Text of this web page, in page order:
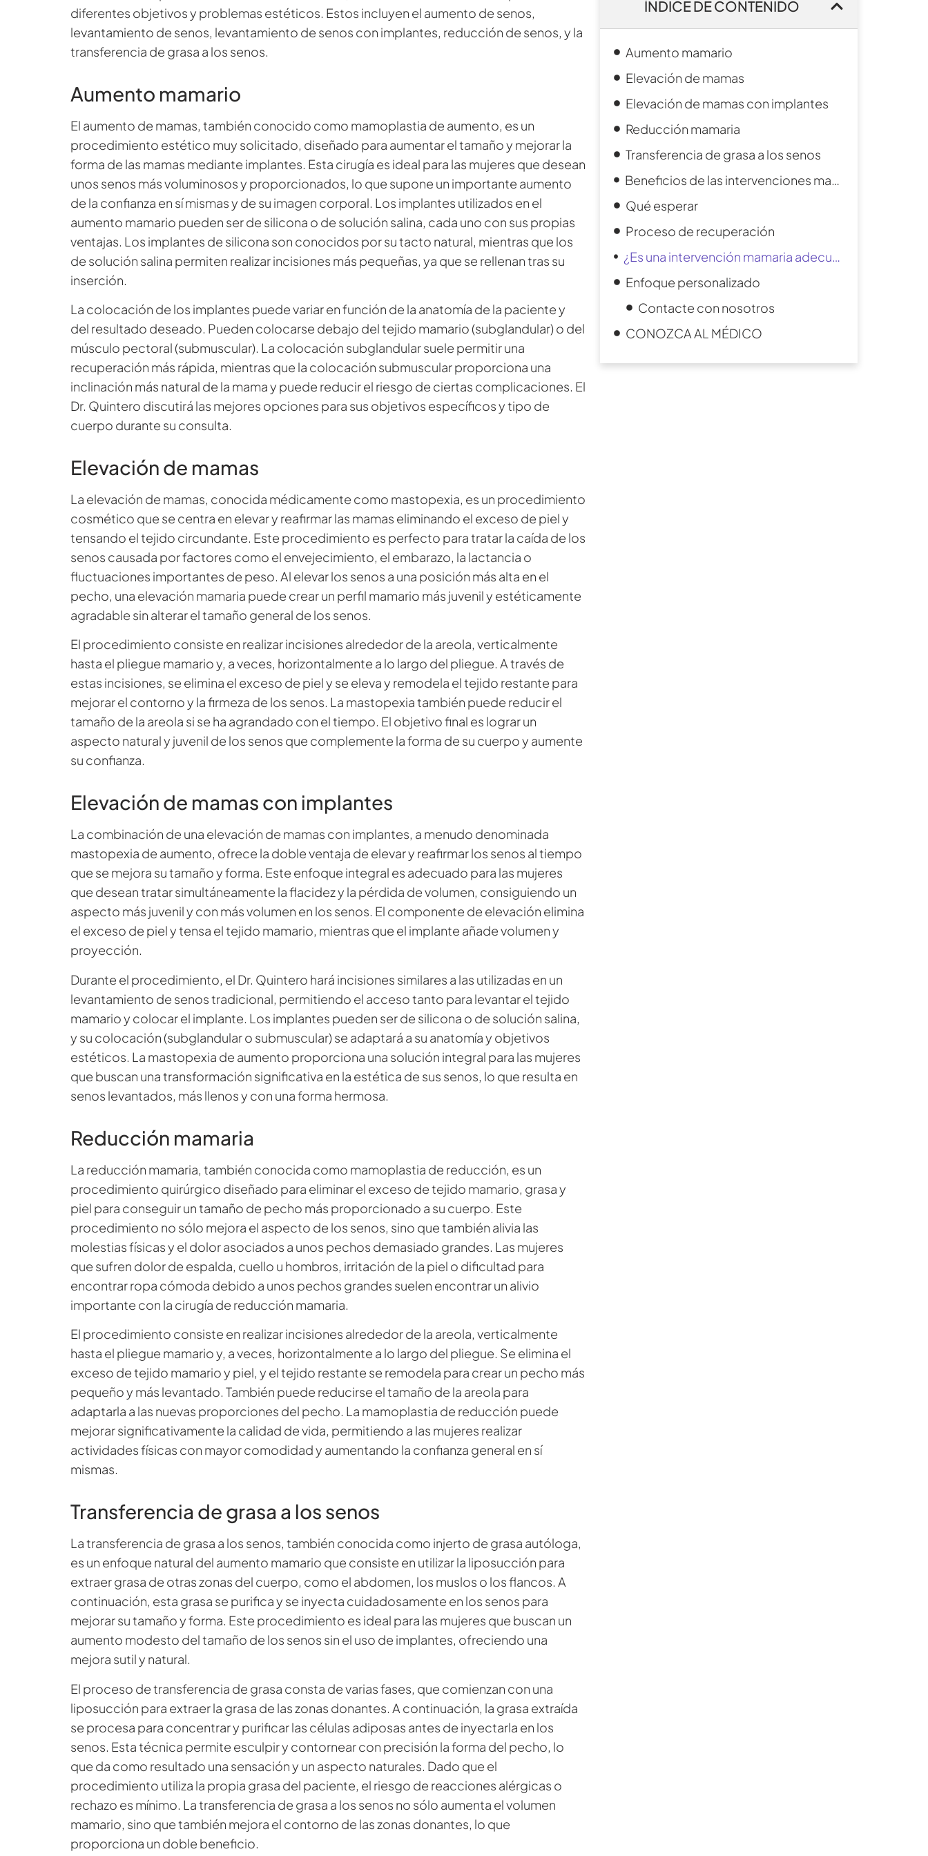
diferentes objetivos y problemas estéticos. Estos incluyen el aumento de senos,
levantamiento de senos, levantamiento de senos con implantes, reducción de senos, y la
transferencia de grasa a los senos.
Aumento mamario
El aumento de mamas, también conocido como mamoplastia de aumento, es un
procedimiento estético muy solicitado, diseñado para aumentar el tamaño y mejorar la
forma de las mamas mediante implantes. Esta cirugía es ideal para las mujeres que desean
unos senos más voluminosos y proporcionados, lo que supone un importante aumento
de la confianza en sí mismas y de su imagen corporal. Los implantes utilizados en el
aumento mamario pueden ser de silicona o de solución salina, cada uno con sus propias
ventajas. Los implantes de silicona son conocidos por su tacto natural, mientras que los
de solución salina permiten realizar incisiones más pequeñas, ya que se rellenan tras su
inserción.
La colocación de los implantes puede variar en función de la anatomía de la paciente y
del resultado deseado. Pueden colocarse debajo del tejido mamario (subglandular) o del
músculo pectoral (submuscular). La colocación subglandular suele permitir una
recuperación más rápida, mientras que la colocación submuscular proporciona una
inclinación más natural de la mama y puede reducir el riesgo de ciertas complicaciones. El
Dr. Quintero discutirá las mejores opciones para sus objetivos específicos y tipo de
cuerpo durante su consulta.
Elevación de mamas
La elevación de mamas, conocida médicamente como mastopexia, es un procedimiento
cosmético que se centra en elevar y reafirmar las mamas eliminando el exceso de piel y
tensando el tejido circundante. Este procedimiento es perfecto para tratar la caída de los
senos causada por factores como el envejecimiento, el embarazo, la lactancia o
fluctuaciones importantes de peso. Al elevar los senos a una posición más alta en el
pecho, una elevación mamaria puede crear un perfil mamario más juvenil y estéticamente
agradable sin alterar el tamaño general de los senos.
El procedimiento consiste en realizar incisiones alrededor de la areola, verticalmente
hasta el pliegue mamario y, a veces, horizontalmente a lo largo del pliegue. A través de
estas incisiones, se elimina el exceso de piel y se eleva y remodela el tejido restante para
mejorar el contorno y la firmeza de los senos. La mastopexia también puede reducir el
tamaño de la areola si se ha agrandado con el tiempo. El objetivo final es lograr un
aspecto natural y juvenil de los senos que complemente la forma de su cuerpo y aumente
su confianza.
Elevación de mamas con implantes
La combinación de una elevación de mamas con implantes, a menudo denominada
mastopexia de aumento, ofrece la doble ventaja de elevar y reafirmar los senos al tiempo
que se mejora su tamaño y forma. Este enfoque integral es adecuado para las mujeres
que desean tratar simultáneamente la flacidez y la pérdida de volumen, consiguiendo un
aspecto más juvenil y con más volumen en los senos. El componente de elevación elimina
el exceso de piel y tensa el tejido mamario, mientras que el implante añade volumen y
proyección.
Durante el procedimiento, el Dr. Quintero hará incisiones similares a las utilizadas en un
levantamiento de senos tradicional, permitiendo el acceso tanto para levantar el tejido
mamario y colocar el implante. Los implantes pueden ser de silicona o de solución salina,
y su colocación (subglandular o submuscular) se adaptará a su anatomía y objetivos
estéticos. La mastopexia de aumento proporciona una solución integral para las mujeres
que buscan una transformación significativa en la estética de sus senos, lo que resulta en
senos levantados, más llenos y con una forma hermosa.
Reducción mamaria
La reducción mamaria, también conocida como mamoplastia de reducción, es un
procedimiento quirúrgico diseñado para eliminar el exceso de tejido mamario, grasa y
piel para conseguir un tamaño de pecho más proporcionado a su cuerpo. Este
procedimiento no sólo mejora el aspecto de los senos, sino que también alivia las
molestias físicas y el dolor asociados a unos pechos demasiado grandes. Las mujeres
que sufren dolor de espalda, cuello u hombros, irritación de la piel o dificultad para
encontrar ropa cómoda debido a unos pechos grandes suelen encontrar un alivio
importante con la cirugía de reducción mamaria.
El procedimiento consiste en realizar incisiones alrededor de la areola, verticalmente
hasta el pliegue mamario y, a veces, horizontalmente a lo largo del pliegue. Se elimina el
exceso de tejido mamario y piel, y el tejido restante se remodela para crear un pecho más
pequeño y más levantado. También puede reducirse el tamaño de la areola para
adaptarla a las nuevas proporciones del pecho. La mamoplastia de reducción puede
mejorar significativamente la calidad de vida, permitiendo a las mujeres realizar
actividades físicas con mayor comodidad y aumentando la confianza general en sí
mismas.
Transferencia de grasa a los senos
La transferencia de grasa a los senos, también conocida como injerto de grasa autóloga,
es un enfoque natural del aumento mamario que consiste en utilizar la liposucción para
extraer grasa de otras zonas del cuerpo, como el abdomen, los muslos o los flancos. A
continuación, esta grasa se purifica y se inyecta cuidadosamente en los senos para
mejorar su tamaño y forma. Este procedimiento es ideal para las mujeres que buscan un
aumento modesto del tamaño de los senos sin el uso de implantes, ofreciendo una
mejora sutil y natural.
El proceso de transferencia de grasa consta de varias fases, que comienzan con una
liposucción para extraer la grasa de las zonas donantes. A continuación, la grasa extraída
se procesa para concentrar y purificar las células adiposas antes de inyectarla en los
senos. Esta técnica permite esculpir y contornear con precisión la forma del pecho, lo
que da como resultado una sensación y un aspecto naturales. Dado que el
procedimiento utiliza la propia grasa del paciente, el riesgo de reacciones alérgicas o
rechazo es mínimo. La transferencia de grasa a los senos no sólo aumenta el volumen
mamario, sino que también mejora el contorno de las zonas donantes, lo que
proporciona un doble beneficio.
ÍNDICE DE CONTENIDO
Aumento mamario
Elevación de mamas
Elevación de mamas con implantes
Reducción mamaria
Transferencia de grasa a los senos
Beneficios de las intervenciones mamarias
Qué esperar
Proceso de recuperación
¿Es una intervención mamaria adecuada para usted?
Enfoque personalizado
Contacte con nosotros
CONOZCA AL MÉDICO